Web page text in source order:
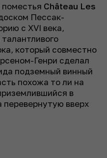
Château Les
Пессак-
с XVI века,
который совместно
Генри сделал
подземный винный
похожа то ли на
в
перевернутую вверх